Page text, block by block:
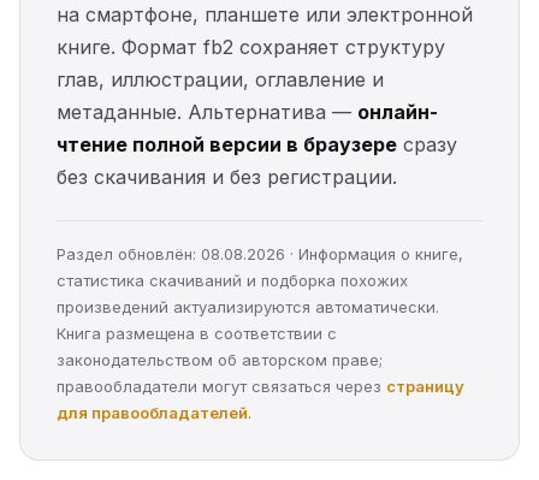
на смартфоне, планшете или электронной
книге. Формат fb2 сохраняет структуру
глав, иллюстрации, оглавление и
метаданные. Альтернатива — онлайн-
чтение полной версии в браузере сразу
без скачивания и без регистрации.
Раздел обновлён: 08.08.2026 · Информация о книге,
статистика скачиваний и подборка похожих
произведений актуализируются автоматически.
Книга размещена в соответствии с
законодательством об авторском праве;
правообладатели могут связаться через страницу
для правообладателей.